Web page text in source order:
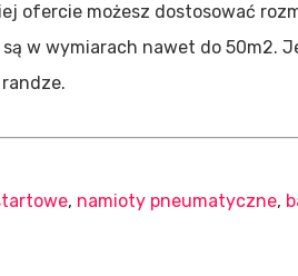
ofercie możesz dostosować
w wymiarach nawet do 50m2.
, namioty pneumatyczne,